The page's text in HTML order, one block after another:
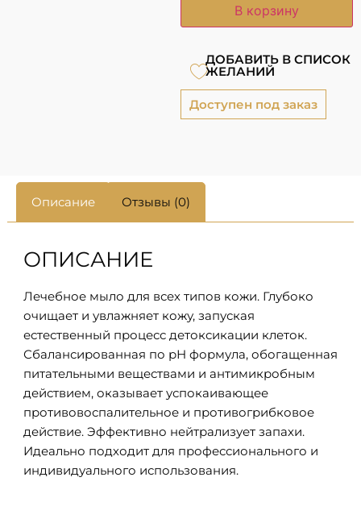
В корзину
ДОБАВИТЬ В СПИСОК
ЖЕЛАНИЙ
Доступен под заказ
Описание Отзывы (0)
ОПИСАНИЕ
Лечебное мыло для всех типов кожи. Глубоко
очищает и увлажняет кожу, запуская
естественный процесс детоксикации клеток.
Сбалансированная по рН формула, обогащенная
питательными веществами и антимикробным
действием, оказывает успокаивающее
противовоспалительное и противогрибковое
действие. Эффективно нейтрализует запахи.
Идеально подходит для профессионального и
индивидуального использования.